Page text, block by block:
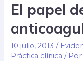
El papel
10 julio, 2013 /
Práctica clínica /